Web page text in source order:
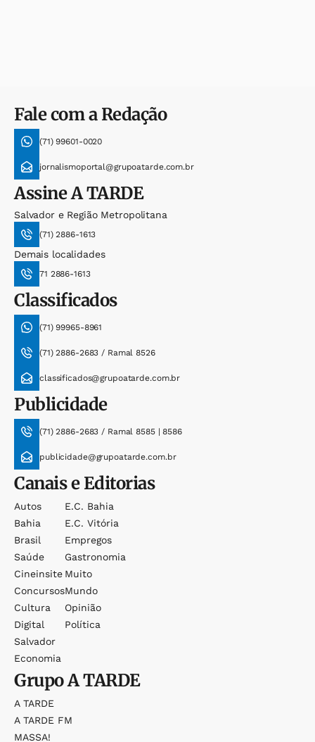
Fale com a Redação
(71) 99601-0020
jornalismoportal@grupoatarde.com.br
AssineA TARDE
Salvador e Região Metropolitana
(71) 2886-1613
Demais localidades
71 2886-1613
Classificados
(71) 99965-8961
(71) 2886-2683 / Ramal 8526
classificados@grupoatarde.com.br
Publicidade
(71) 2886-2683 / Ramal 8585 | 8586
publicidade@grupoatarde.com.br
Canais e Editorias
Autos
Bahia
Brasil
Saúde
Cineinsite
Concursos
Cultura
Digital
Salvador
Economia
E.c. Bahia
E.c. Vitória
Empregos
Gastronomia
Muito
Mundo
Opinião
Política
GrupoA TARDE
A TARDE
A TARDE FM
MASSA!